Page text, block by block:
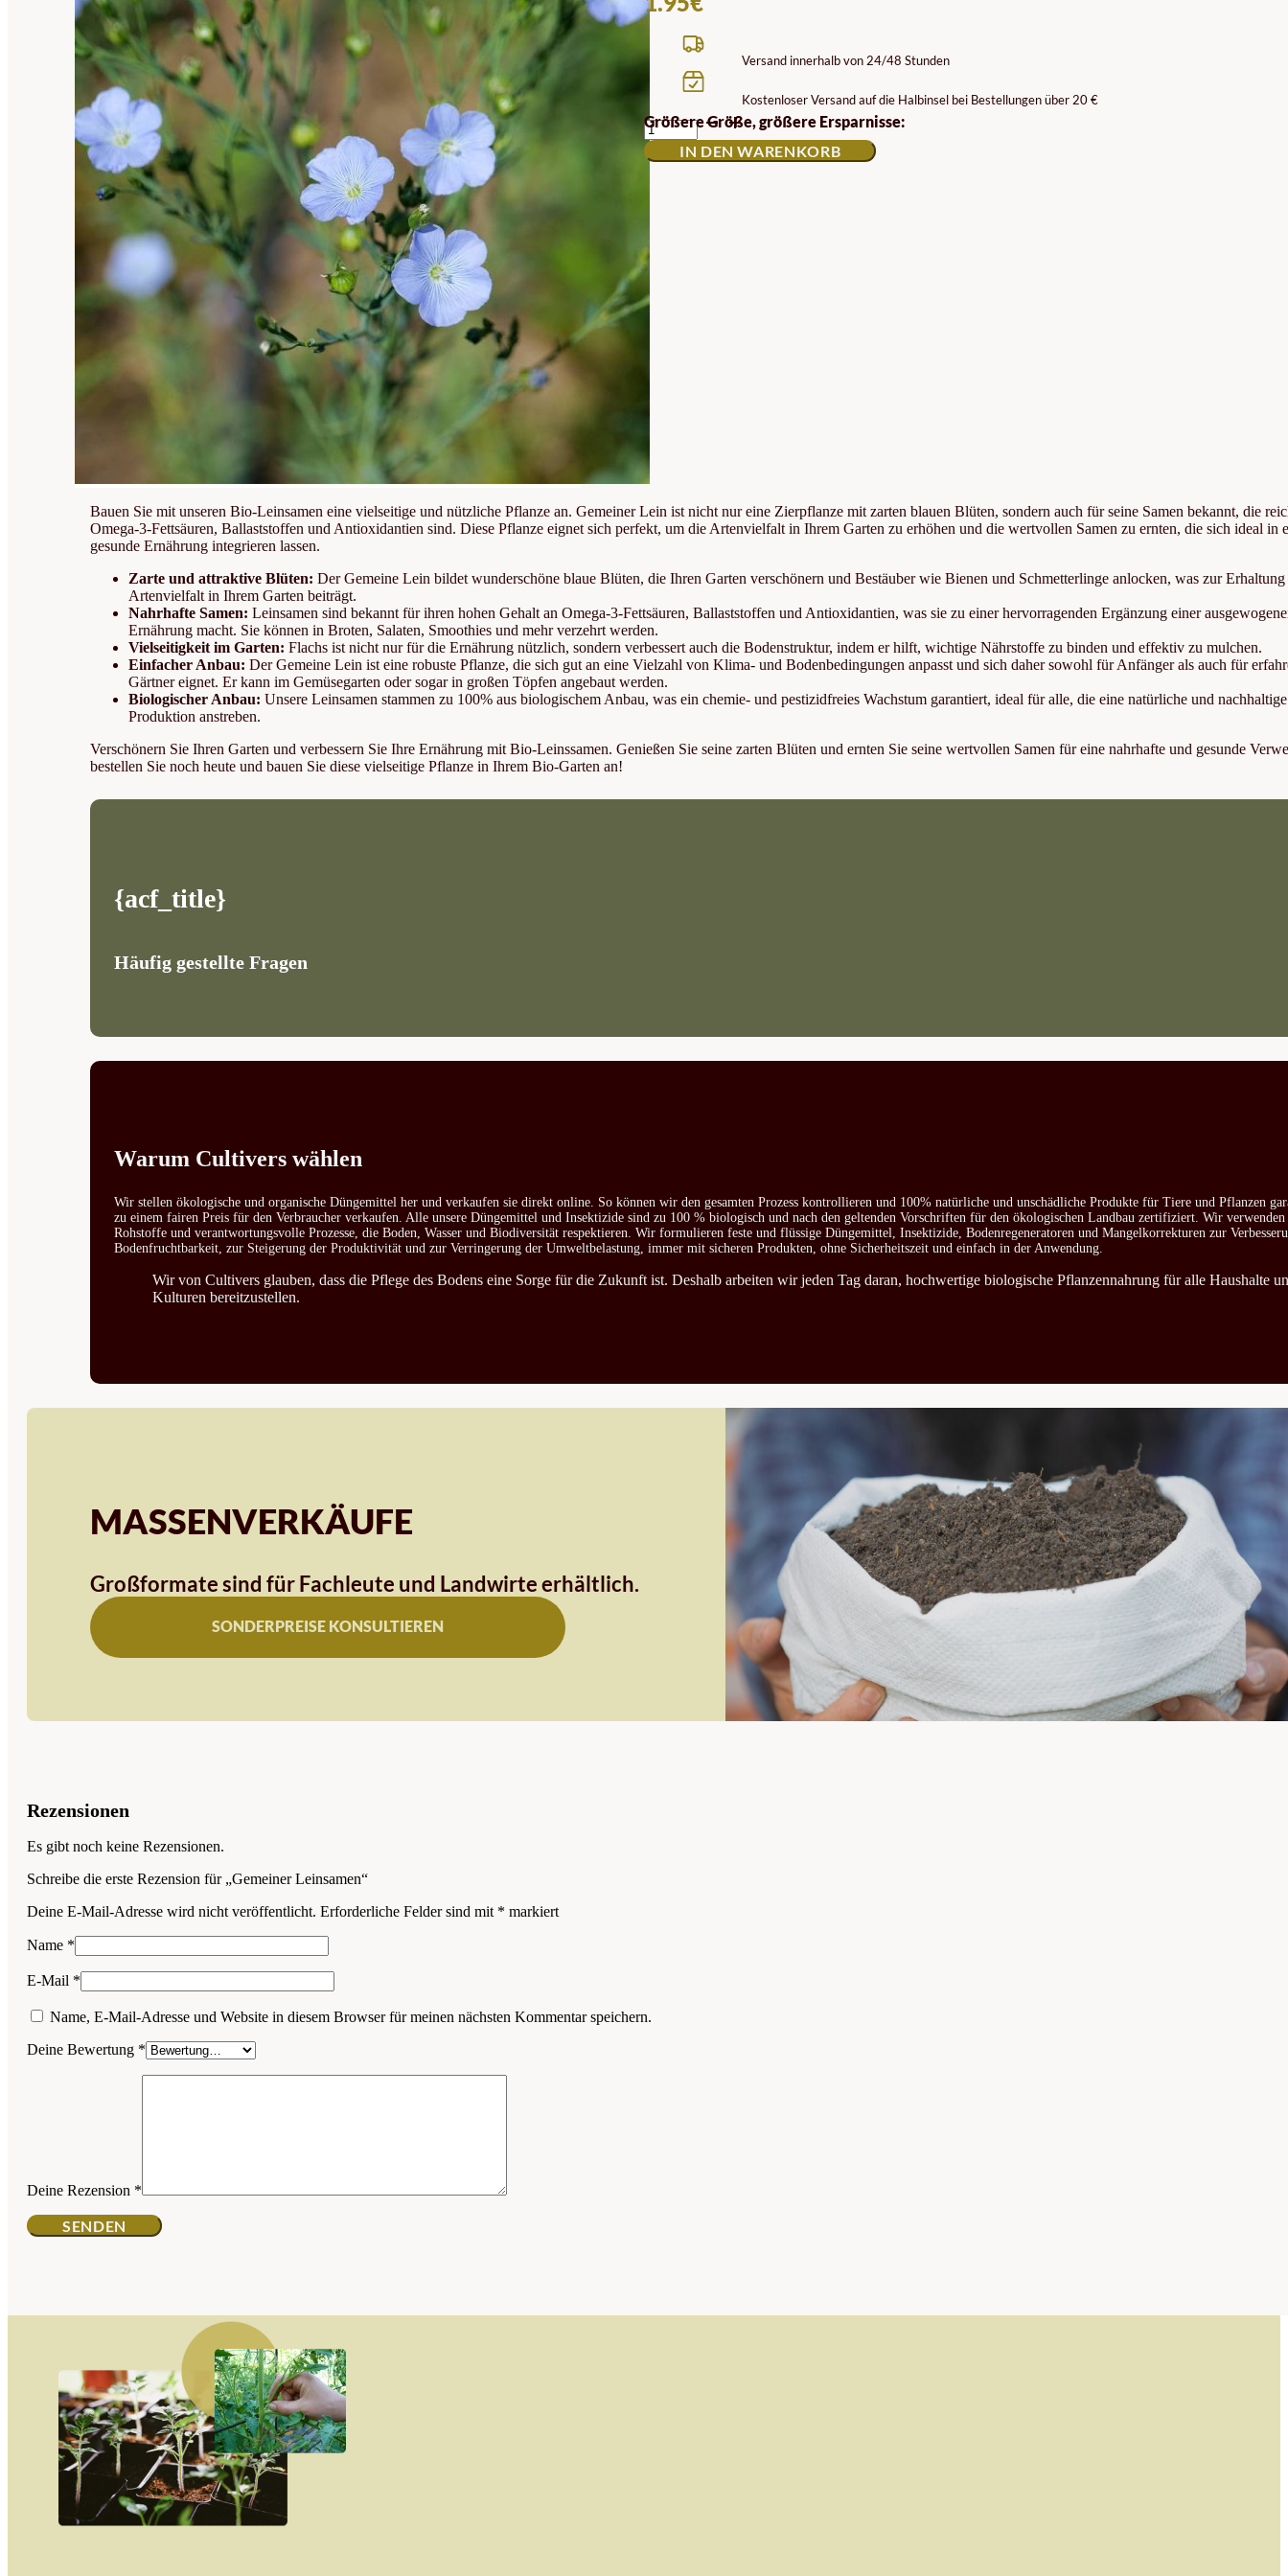
Versand innerhalb von 24/48 Stunden
Kostenloser Versand auf die Halbinsel bei Bestellungen über 20 €
Größere Größe, größere Ersparnisse:
GEMEINER
LEINSAMEN
MENGEIN DEN WARENKORB
Bauen Sie mit unseren Bio-Leinsamen eine vielseitige und nützliche Pflanze an. Gemeiner Lein ist nicht nur eine Zierpflanze mit zarten blauen Blüten, sondern auch für seine Samen bekannt, die
Omega-3-Fettsäuren, Ballaststoffen und Antioxidantien sind. Diese Pflanze eignet sich perfekt, um die Artenvielfalt in Ihrem Garten zu erhöhen und die wertvollen Samen zu ernten, die sich ideal in
gesunde Ernährung integrieren lassen.
Zarte und attraktive Blüten: Der Gemeine Lein bildet wunderschöne blaue Blüten, die Ihren Garten verschönern und Bestäuber wie Bienen und Schmetterlinge anlocken, was zur Erhaltung
Artenvielfalt in Ihrem Garten beiträgt.
Nahrhafte Samen: Leinsamen sind bekannt für ihren hohen Gehalt an Omega-3-Fettsäuren, Ballaststoffen und Antioxidantien, was sie zu einer hervorragenden Ergänzung einer
Ernährung macht. Sie können in Broten, Salaten, Smoothies und mehr verzehrt werden.
Vielseitigkeit im Garten: Flachs ist nicht nur für die Ernährung nützlich, sondern verbessert auch die Bodenstruktur, indem er hilft, wichtige Nährstoffe zu binden und effektiv zu mulchen.
Einfacher Anbau: Der Gemeine Lein ist eine robuste Pflanze, die sich gut an eine Vielzahl von Klima- und Bodenbedingungen anpasst und sich daher sowohl für Anfänger als auch für
Gärtner eignet. Er kann im Gemüsegarten oder sogar in großen Töpfen angebaut werden.
Biologischer Anbau: Unsere Leinsamen stammen zu 100% aus biologischem Anbau, was ein chemie- und pestizidfreies Wachstum garantiert, ideal für alle, die eine natürliche und nachhaltige
Produktion anstreben.
Verschönern Sie Ihren Garten und verbessern Sie Ihre Ernährung mit Bio-Leinssamen. Genießen Sie seine zarten Blüten und ernten Sie seine wertvollen Samen für eine nahrhafte und gesunde
bestellen Sie noch heute und bauen Sie diese vielseitige Pflanze in Ihrem Bio-Garten an!
{acf_title}
Häufig gestellte Fragen
Warum Cultivers wählen
Wir stellen ökologische und organische Düngemittel her und verkaufen sie direkt online. So können wir den gesamten Prozess kontrollieren und 100% natürliche und unschädliche Produkte für Tiere und Pflanzen
zu einem fairen Preis für den Verbraucher verkaufen. Alle unsere Düngemittel und Insektizide sind zu 100 % biologisch und nach den geltenden Vorschriften für den ökologischen Landbau zertifiziert. Wir
Rohstoffe und verantwortungsvolle Prozesse, die Boden, Wasser und Biodiversität respektieren. Wir formulieren feste und flüssige Düngemittel, Insektizide, Bodenregeneratoren und Mangelkorrekturen zur
Bodenfruchtbarkeit, zur Steigerung der Produktivität und zur Verringerung der Umweltbelastung, immer mit sicheren Produkten, ohne Sicherheitszeit und einfach in der Anwendung.
Wir von Cultivers glauben, dass die Pflege des Bodens eine Sorge für die Zukunft ist. Deshalb arbeiten wir jeden Tag daran, hochwertige biologische Pflanzennahrung für alle Haushalte
Kulturen bereitzustellen.
MASSENVERKÄUFE
Großformate sind für Fachleute und Landwirte erhältlich.
SONDERPREISE KONSULTIEREN
Rezensionen
Es gibt noch keine Rezensionen.
Schreibe die erste Rezension für „Gemeiner Leinsamen“
Deine E-Mail-Adresse wird nicht veröffentlicht. Erforderliche Felder sind mit * markiert
Name *
E-Mail *
Name, E-Mail-Adresse und Website in diesem Browser für meinen nächsten Kommentar speichern.
Deine Bewertung *
Deine Rezension *